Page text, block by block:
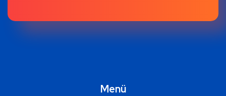
Menü